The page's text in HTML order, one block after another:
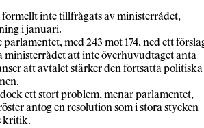
inte tillfrågats av ministerrådet,
i januari.
med 243 mot 174, ned ett
ministerrådet att inte överhuvudtaget anta
att avtalet stärker den fortsatta politiska
ett stort problem, menar parlamentet,
antog en resolution som i stora stycken
kritik.